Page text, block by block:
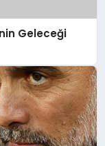
Geleceği